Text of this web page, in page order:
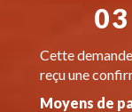
Cette demande
reçu une
Moyens de